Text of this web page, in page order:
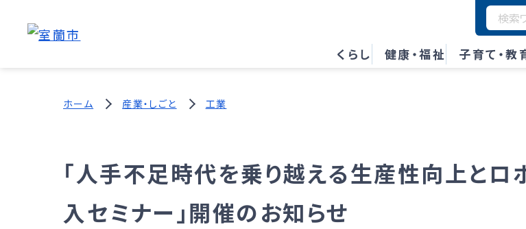
くらし 健康・福祉 子育て・教
ホーム 産業・しごと 工業
「人手不足時代を乗り越える生産性向上とロ
入セミナー」開催のお知らせ